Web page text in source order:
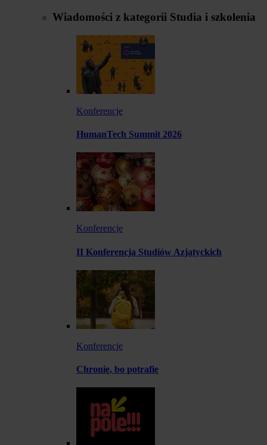
Wiadomości z kategorii Studia i szkolenia
Konferencje
HumanTech Summit 2026
Konferencje
II Konferencja Studiów Azjatyckich
Konferencje
Chronię, bo potrafię